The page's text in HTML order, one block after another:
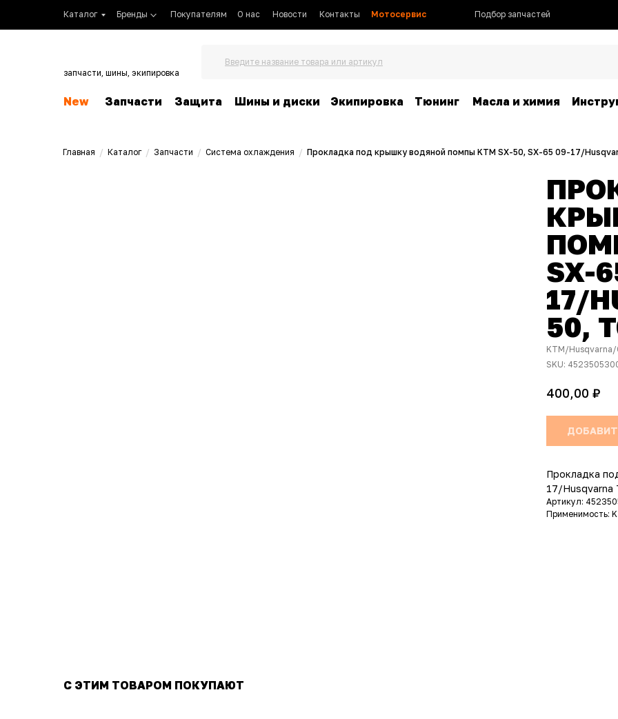
Подбор запчастей
Каталог Контакты
Новости Мотосервис
Бренды Покупателям О нас
Введите название товара или артикул
Защита
Запчасти
New Масла и химия
Шины и диски Экипировка Тюнинг
запчасти, шины, экипировка
Главная / Каталог/ Запчасти / Система охлаждения / Прокладка под крышку водяной помпы KTM SX-50, SX-65 09-17/
SX-
17/
50,
KTM/Husqvarna/
SKU:
400,00 ₽
Прокладка
17/Husqvarna
Артикул:
Применимость:
С ЭТИМ ТОВАРОМ ПОКУПАЮТ